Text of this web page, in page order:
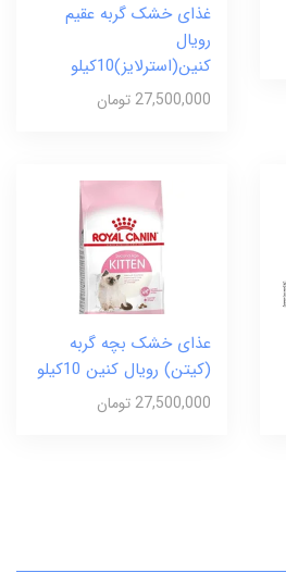
غذای خشک گربه عقیم
رویال
کنین(استرلایز)10کیلو
27,500,000 تومان
عذای خشک بچه گربه
(کیتن) رویال کنین 10کیلو
27,500,000 تومان